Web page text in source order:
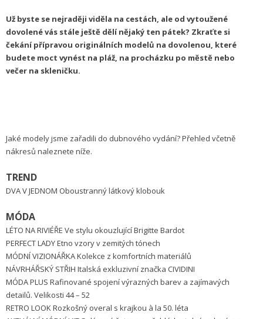
Už byste se nejraději viděla na cestách, ale od vytoužené
dovolené vás stále ještě dělí nějaký ten pátek? Zkraťte si
čekání přípravou originálních modelů na dovolenou, které
budete moct vynést na pláž, na procházku po městě nebo
večer na skleničku.
Jaké modely jsme zařadili do dubnového vydání? Přehled včetně
nákresů naleznete níže.
TREND
DVA V JEDNOM Oboustranný látkový klobouk
MÓDA
LÉTO NA RIVIÉŘE Ve stylu okouzlující Brigitte Bardot
PERFECT LADY Etno vzory v zemitých tónech
MÓDNÍ VIZIONÁŘKA Kolekce z komfortních materiálů
NÁVRHÁŘSKÝ STŘIH Italská exkluzivní značka CIVIDINI
MÓDA PLUS Rafinované spojení výrazných barev a zajímavých
detailů. Velikosti 44 – 52
RETRO LOOK Rozkošný overal s krajkou à la 50. léta